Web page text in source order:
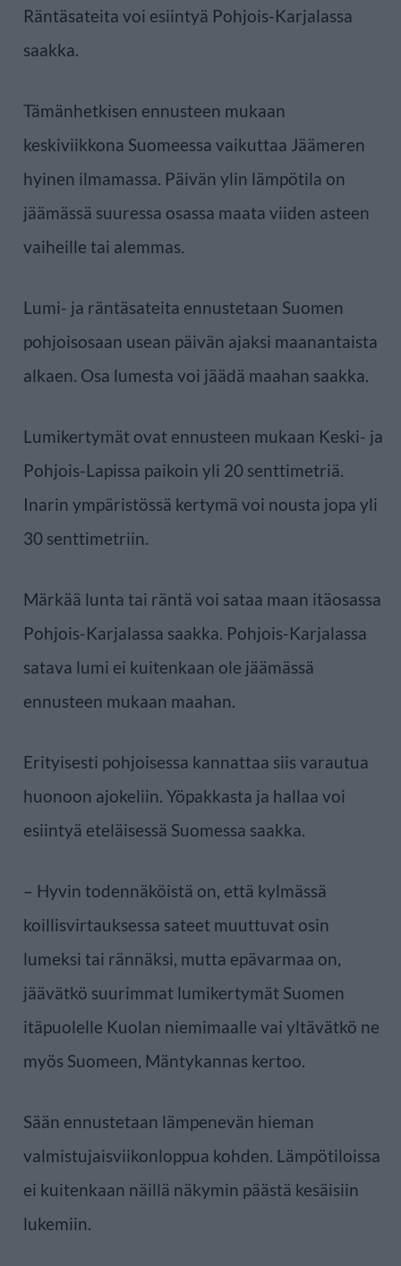
Räntäsateita voi esiintyä Pohjois-Karjalassa
saakka.
Tämänhetkisen ennusteen mukaan
keskiviikkona Suomeessa vaikuttaa Jäämeren
hyinen ilmamassa. Päivän ylin lämpötila on
jäämässä suuressa osassa maata viiden asteen
vaiheille tai alemmas.
Lumi- ja räntäsateita ennustetaan Suomen
pohjoisosaan usean päivän ajaksi maanantaista
alkaen. Osa lumesta voi jäädä maahan saakka.
Lumikertymät ovat ennusteen mukaan Keski- ja
Pohjois-Lapissa paikoin yli 20 senttimetriä.
Inarin ympäristössä kertymä voi nousta jopa yli
30 senttimetriin.
Märkää lunta tai räntä voi sataa maan itäosassa
Pohjois-Karjalassa saakka. Pohjois-Karjalassa
satava lumi ei kuitenkaan ole jäämässä
ennusteen mukaan maahan.
Erityisesti pohjoisessa kannattaa siis varautua
huonoon ajokeliin. Yöpakkasta ja hallaa voi
esiintyä eteläisessä Suomessa saakka.
– Hyvin todennäköistä on, että kylmässä
koillisvirtauksessa sateet muuttuvat osin
lumeksi tai rännäksi, mutta epävarmaa on,
jäävätkö suurimmat lumikertymät Suomen
itäpuolelle Kuolan niemimaalle vai yltävätkö ne
myös Suomeen, Mäntykannas kertoo.
Sään ennustetaan lämpenevän hieman
valmistujaisviikonloppua kohden. Lämpötiloissa
ei kuitenkaan näillä näkymin päästä kesäisiin
lukemiin.